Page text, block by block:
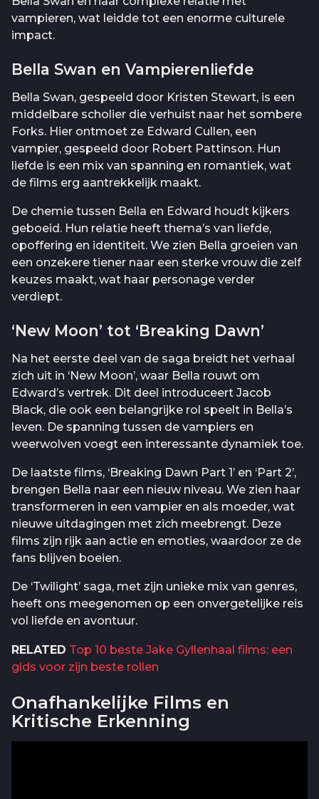
vampieren, wat leidde tot een enorme culturele
impact.
Bella Swan en Vampierenliefde
Bella Swan, gespeeld door Kristen Stewart, is een
middelbare scholier die verhuist naar het sombere
Forks. Hier ontmoet ze Edward Cullen, een
vampier, gespeeld door Robert Pattinson. Hun
liefde is een mix van spanning en romantiek, wat
de films erg aantrekkelijk maakt.
De chemie tussen Bella en Edward houdt kijkers
geboeid. Hun relatie heeft thema’s van liefde,
opoffering en identiteit. We zien Bella groeien van
een onzekere tiener naar een sterke vrouw die zelf
keuzes maakt, wat haar personage verder
verdiept.
‘New Moon’ tot ‘Breaking Dawn’
Na het eerste deel van de saga breidt het verhaal
zich uit in ‘New Moon’, waar Bella rouwt om
Edward’s vertrek. Dit deel introduceert Jacob
Black, die ook een belangrijke rol speelt in Bella’s
leven. De spanning tussen de vampiers en
weerwolven voegt een interessante dynamiek toe.
De laatste films, ‘Breaking Dawn Part 1’ en ‘Part 2’,
brengen Bella naar een nieuw niveau. We zien haar
transformeren in een vampier en als moeder, wat
nieuwe uitdagingen met zich meebrengt. Deze
films zijn rijk aan actie en emoties, waardoor ze de
fans blijven boeien.
De ‘Twilight’ saga, met zijn unieke mix van genres,
heeft ons meegenomen op een onvergetelijke reis
vol liefde en avontuur.
RELATED Top 10 beste Jake Gyllenhaal films: een
gids voor zijn beste rollen
Onafhankelijke Films en
Kritische Erkenning